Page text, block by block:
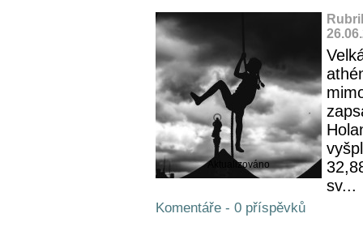
Aktualizováno
sv...
Komentáře - 0 příspěvků